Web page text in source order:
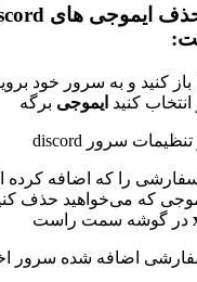
انتخاب کنید ایموجی برگه
را که اضافه کرده
که می‌خواهید حذف
در گوشه سمت راست